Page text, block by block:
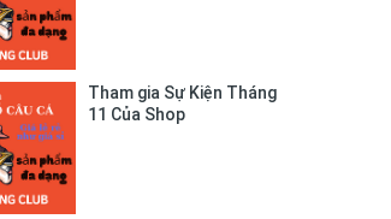
Tham gia Sự Kiện Tháng
11 Của Shop